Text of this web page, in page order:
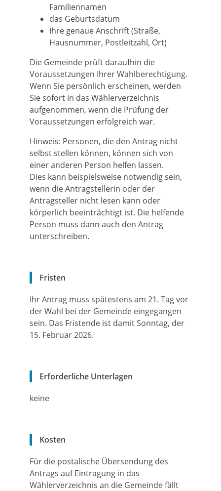
Familiennamen
das Geburtsdatum
Ihre genaue Anschrift (Straße,
Hausnummer, Postleitzahl, Ort)
Die Gemeinde prüft daraufhin die
Voraussetzungen Ihrer Wahlberechtigung.
Wenn Sie persönlich erscheinen, werden
Sie sofort in das Wählerverzeichnis
aufgenommen, wenn die Prüfung der
Voraussetzungen erfolgreich war.
Hinweis: Personen, die den Antrag nicht
selbst stellen können, können sich von
einer anderen Person helfen lassen.
Dies kann beispielsweise notwendig sein,
wenn die Antragstellerin oder der
Antragsteller nicht lesen kann oder
körperlich beeinträchtigt ist. Die helfende
Person muss dann auch den Antrag
unterschreiben.
Fristen
Ihr Antrag muss spätestens am 21. Tag vor
der Wahl bei der Gemeinde eingegangen
sein. Das Fristende ist damit Sonntag, der
15. Februar 2026.
Erforderliche Unterlagen
keine
Kosten
Für die postalische Übersendung des
Antrags auf Eintragung in das
Wählerverzeichnis an die Gemeinde fällt